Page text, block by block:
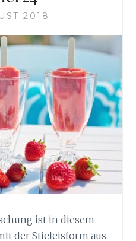
2018
ist in diesem
der Stieleisform aus